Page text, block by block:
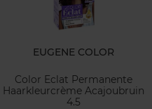
EUGENE COLOR
Color Eclat Permanente
Haarkleurcrème Acajoubruin
4.5